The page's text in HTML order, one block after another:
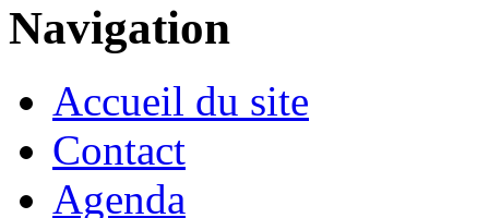
Navigation
Accueil du site
Contact
Agenda